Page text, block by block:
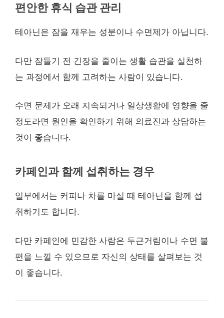
편안한 휴식 습관 관리
테아닌은 잠을 재우는 성분이나 수면제가 아닙니다.
다만 잠들기 전 긴장을 줄이는 생활 습관을 실천하
는 과정에서 함께 고려하는 사람이 있습니다.
수면 문제가 오래 지속되거나 일상생활에 영향을 줄
정도라면 원인을 확인하기 위해 의료진과 상담하는
것이 좋습니다.
카페인과 함께 섭취하는 경우
일부에서는 커피나 차를 마실 때 테아닌을 함께 섭
취하기도 합니다.
다만 카페인에 민감한 사람은 두근거림이나 수면 불
편을 느낄 수 있으므로 자신의 상태를 살펴보는 것
이 좋습니다.